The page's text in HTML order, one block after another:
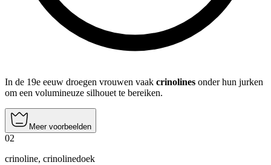
In de 19e eeuw droegen vrouwen vaak crinolines onder hun jurken
om een volumineuze silhouet te bereiken.
Meer voorbeelden
02
crinoline, crinolinedoek